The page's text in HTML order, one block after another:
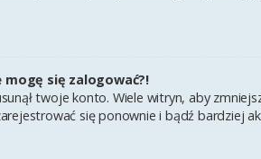
mogę się zalogować?!
twoje konto. Wiele witryn, aby
się ponownie i bądź bardziej